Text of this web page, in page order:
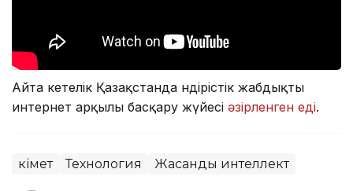
Айта кетелік Қазақстанда өндірістік жабдықты
интернет арқылы басқару жүйесі әзірленген еді.
Үкімет Технология Жасанды интеллект